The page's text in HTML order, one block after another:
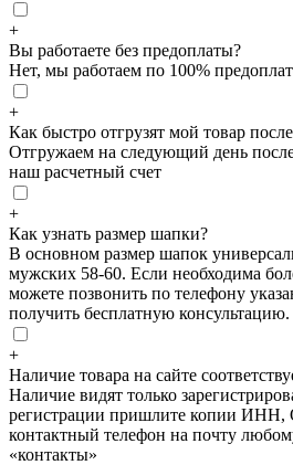
+
Вы работаете без предоплаты?
Нет, мы работаем по 100%
+
Как быстро отгрузят мой товар
Отгружаем на следующий день
наш расчетный счет
+
Как узнать размер шапки?
В основном размер шапок
мужских 58-60. Если необходима
можете позвонить по телефону
получить бесплатную консультацию.
+
Наличие товара на сайте
Наличие видят только
регистрации пришлите копии ИНН,
контактный телефон на почту
«контакты»